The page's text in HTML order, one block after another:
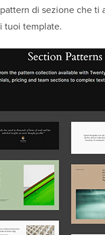
di sezione che ti
tuoi template.